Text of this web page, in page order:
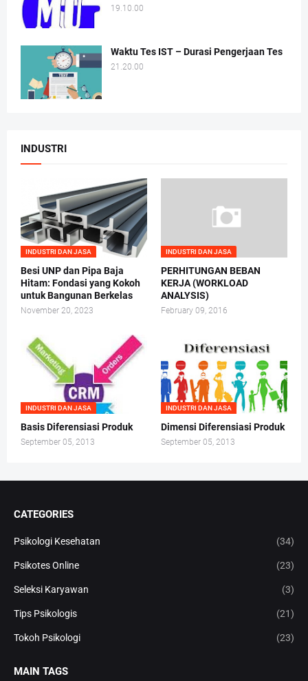
19.10.00
Waktu Tes IST – Durasi Pengerjaan Tes
21.20.00
INDUSTRI
INDUSTRI DAN JASA
Besi UNP dan Pipa Baja
Hitam: Fondasi yang Kokoh
untuk Bangunan Berkelas
November 20, 2023
INDUSTRI DAN JASA
PERHITUNGAN BEBAN
KERJA (WORKLOAD
ANALYSIS)
February 09, 2016
INDUSTRI DAN JASA
Basis Diferensiasi Produk
September 05, 2013
INDUSTRI DAN JASA
Dimensi Diferensiasi Produk
September 05, 2013
CATEGORIES
Psikologi Kesehatan (34)
Psikotes Online (23)
Seleksi Karyawan (3)
Tips Psikologis (21)
Tokoh Psikologi (23)
MAIN TAGS